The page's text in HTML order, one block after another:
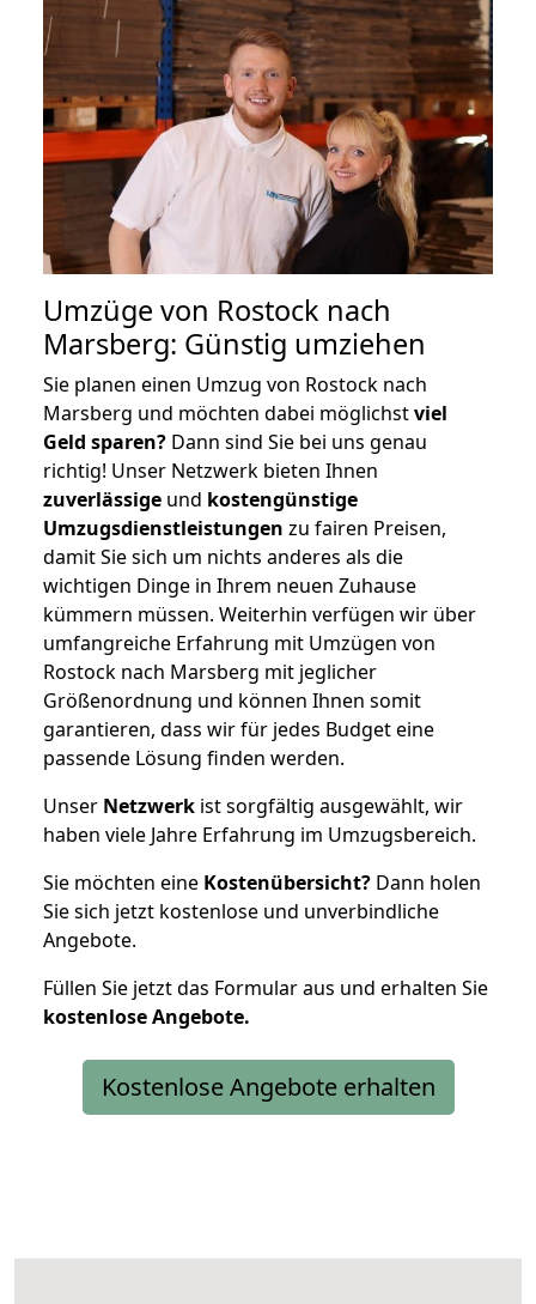
Umzüge von Rostock nach
Marsberg: Günstig umziehen
Sie planen einen Umzug von Rostock nach
Marsberg und möchten dabei möglichstviel
Geld sparen? Dann sind Sie bei uns genau
richtig! Unser Netzwerk bieten Ihnen
zuverlässige und kostengünstige
Umzugsdienstleistungen zu fairen Preisen,
damit Sie sich um nichts anderes als die
wichtigen Dinge in Ihrem neuen Zuhause
kümmern müssen. Weiterhin verfügen wir über
umfangreiche Erfahrung mit Umzügen von
Rostock nach Marsberg mit jeglicher
Größenordnung und können Ihnen somit
garantieren, dass wir für jedes Budget eine
passende Lösung finden werden.
Unser Netzwerk ist sorgfältig ausgewählt, wir
haben viele Jahre Erfahrung im Umzugsbereich.
Sie möchten eine Kostenübersicht? Dann holen
Sie sich jetzt kostenlose und unverbindliche
Angebote.
Füllen Sie jetzt das Formular aus und erhalten Sie
kostenloseAngebote.
Kostenlose Angebote erhalten